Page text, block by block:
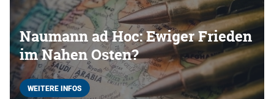
Naumann ad Hoc: Ewiger Frieden
im Nahen Osten?
WEITERE INFOS